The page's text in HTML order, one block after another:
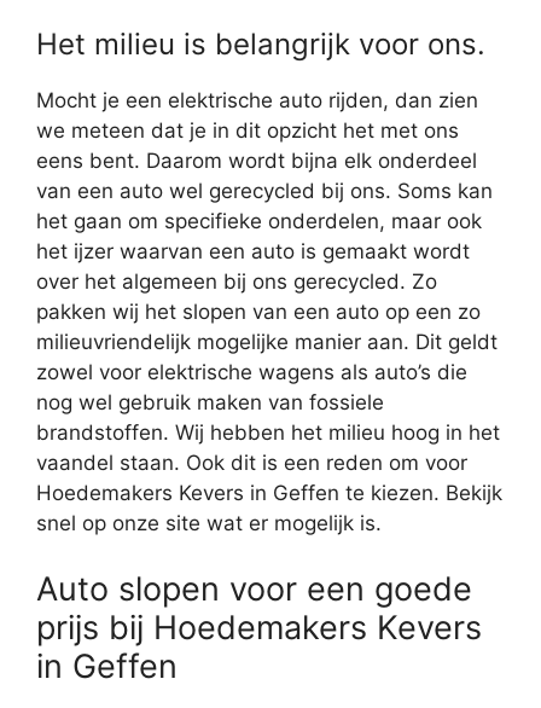
Het milieu is belangrijk voor ons.
Mocht je een elektrische auto rijden, dan zien
we meteen dat je in dit opzicht het met ons
eens bent. Daarom wordt bijna elk onderdeel
van een auto wel gerecycled bij ons. Soms kan
het gaan om specifieke onderdelen, maar ook
het ijzer waarvan een auto is gemaakt wordt
over het algemeen bij ons gerecycled. Zo
pakken wij het slopen van een auto op een zo
milieuvriendelijk mogelijke manier aan. Dit geldt
zowel voor elektrische wagens als auto’s die
nog wel gebruik maken van fossiele
brandstoffen. Wij hebben het milieu hoog in het
vaandel staan. Ook dit is een reden om voor
Hoedemakers Kevers in Geffen te kiezen. Bekijk
snel op onze site wat er mogelijk is.
Auto slopen voor een goede
prijs bij Hoedemakers Kevers
in Geffen